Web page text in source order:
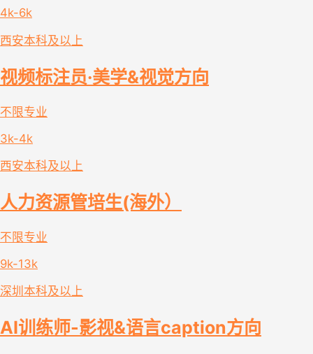
4k-6k
西安本科及以上
视频标注员·美学&视觉方向
不限专业
3k-4k
西安本科及以上
人力资源管培生(海外）
不限专业
9k-13k
深圳 本科及以上
AI训练师-影视&语言caption方向